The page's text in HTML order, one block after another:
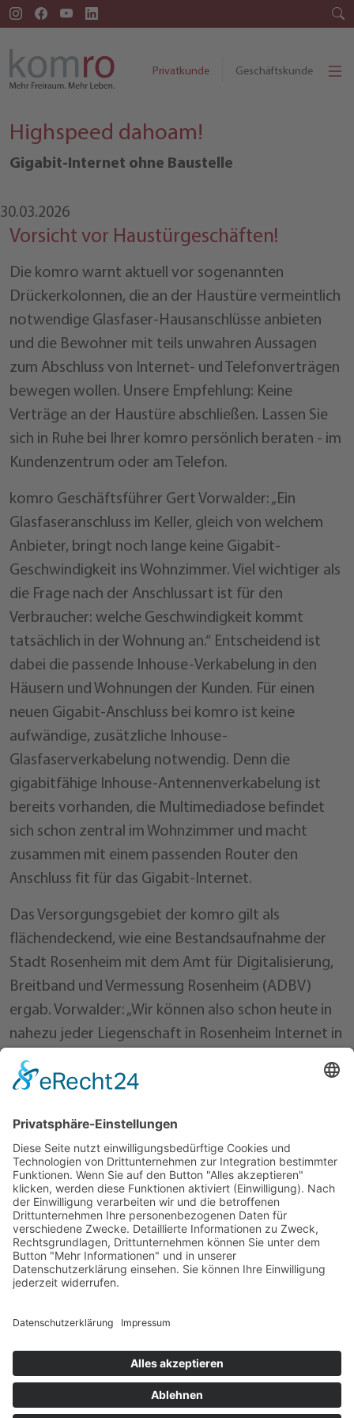
Privatkunde Geschäftskunde
Highspeed dahoam!
Gigabit-Internet ohne Baustelle
30.03.2026
Vorsicht vor Haustürgeschäften!
Die komro warnt aktuell vor sogenannten
Drückerkolonnen, die an der Haustüre vermeintlich
notwendige Glasfaser-Hausanschlüsse anbieten
und die Bewohner mit teils unwahren Aussagen
zum Abschluss von Internet- und Telefonverträgen
bewegen wollen. Unsere Empfehlung: Keine
Verträge an der Haustüre abschließen. Lassen Sie
sich in Ruhe bei Ihrer komro persönlich beraten - im
Kundenzentrum oder am Telefon.
komro Geschäftsführer Gert Vorwalder: „Ein
Glasfaseranschluss im Keller, gleich von welchem
Anbieter, bringt noch lange keine Gigabit-
Geschwindigkeit ins Wohnzimmer. Viel wichtiger als
die Frage nach der Anschlussart ist für den
Verbraucher: welche Geschwindigkeit kommt
tatsächlich in der Wohnung an.“ Entscheidend ist
dabei die passende Inhouse-Verkabelung in den
Häusern und Wohnungen der Kunden. Für einen
neuen Gigabit-Anschluss bei komro ist keine
aufwändige, zusätzliche Inhouse-
Glasfaserverkabelung notwendig. Denn die
gigabitfähige Inhouse-Antennenverkabelung ist
bereits vorhanden, die Multimediadose befindet
sich schon zentral im Wohnzimmer und macht
zusammen mit einem passenden Router den
Anschluss fit für das Gigabit-Internet.
Das Versorgungsgebiet der komro gilt als
flächendeckend, wie eine Bestandsaufnahme der
Stadt Rosenheim mit dem Amt für Digitalisierung,
Breitband und Vermessung Rosenheim (ADBV)
ergab. Vorwalder: „Wir können also schon heute in
nahezu jeder Liegenschaft in Rosenheim Internet in
Gigabit-Geschwindigkeit anbieten – über die
bestehende Infrastruktur im ganzen Haus, ganz
Baustelle im Haus und aufwändige
Sanierungsmaßnahmen.“